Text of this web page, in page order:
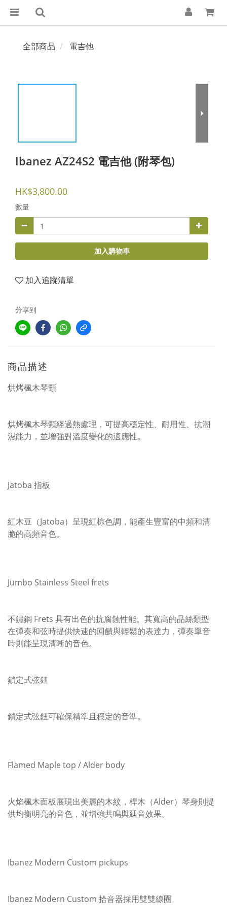
全部商品 電吉他
Ibanez AZ24S2 電吉他 (附琴包)
HK$3,800.00
數量
加入購物車
加入追蹤清單
分享到
商品描述
烘烤楓木琴頸
烘烤楓木琴頸經過熱處理，可提高穩定性、耐用性、抗潮
濕能力，並增強對溫度變化的適應性。
Jatoba 指板
紅木豆（Jatoba）呈現紅棕色調，能產生豐富的中頻和清
脆的高頻音色。
Jumbo Stainless Steel frets
不鏽鋼 Frets 具有出色的抗腐蝕性能。其寬高的品絲類型
在彈奏和弦時提供快速的回饋與輕鬆的表達力，彈奏單音
時則能呈現清晰的音色。
鎖定式弦鈕
鎖定式弦鈕可確保精準且穩定的音準。
Flamed Maple top / Alder body
火焰楓木面板展現出美麗的木紋，桿木（Alder）琴身則提
供均衡明亮的音色，並增強共鳴與延音效果。
Ibanez Modern Custom pickups
Ibanez Modern Custom 拾音器採用雙雙線圈